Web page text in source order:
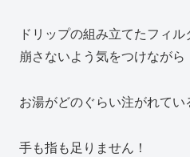
ドリップの組み立てたフィ
崩さないよう気をつけながら
お湯がどのぐらい注がれて
手も指も足りません！